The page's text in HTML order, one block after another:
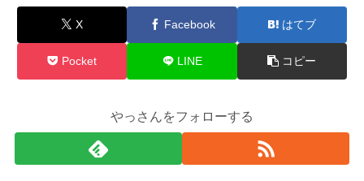
X Facebook はてブ
Pocket LINE コピー
やっさんをフォローする